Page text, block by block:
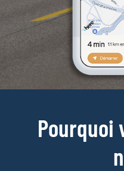
Pourquoi